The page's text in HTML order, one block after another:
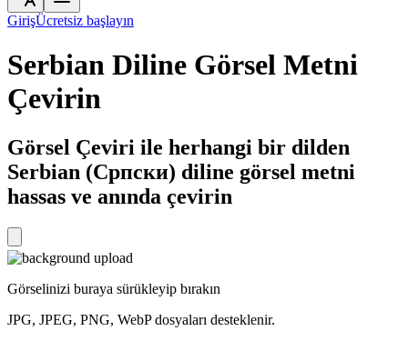
GirişÜcretsiz başlayın
Serbian Diline Görsel Metni
Çevirin
Görsel Çeviri ile herhangi bir dilden
Serbian (Српски) diline görsel metni
hassas ve anında çevirin
Görselinizi buraya sürükleyip bırakın
JPG, JPEG, PNG, WebP dosyaları desteklenir.